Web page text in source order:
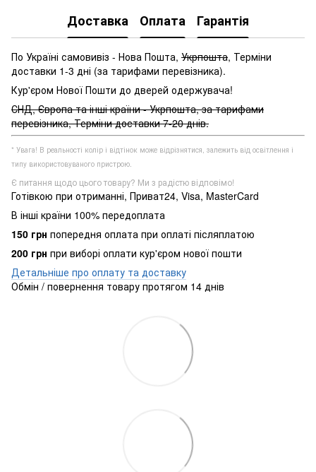
Доставка Оплата Гарантія
По Україні самовивіз - Нова Пошта, Укрпошта, Терміни
доставки 1-3 дні (за тарифами перевізника).
Кур'єром Нової Пошти до дверей одержувача!
СНД, Європа та інші країни - Укрпошта, за тарифами
перевізника, Терміни доставки 7-20 днів.
* Увага! В реальності колір і відтінок може відрізнятися, залежить від освітлення і
типу використовуваного пристрою.
Є питання щодо цього товару? Ми з радістю відповімо!
Готівкою при отриманні, Приват24, Visa, MasterCard
В інші країни 100% передоплата
150 грн попередня оплата при оплаті післяплатою
200 грн при виборі оплати кур'єром нової пошти
Детальніше про оплату та доставку
Обмін / повернення товару протягом 14 днів